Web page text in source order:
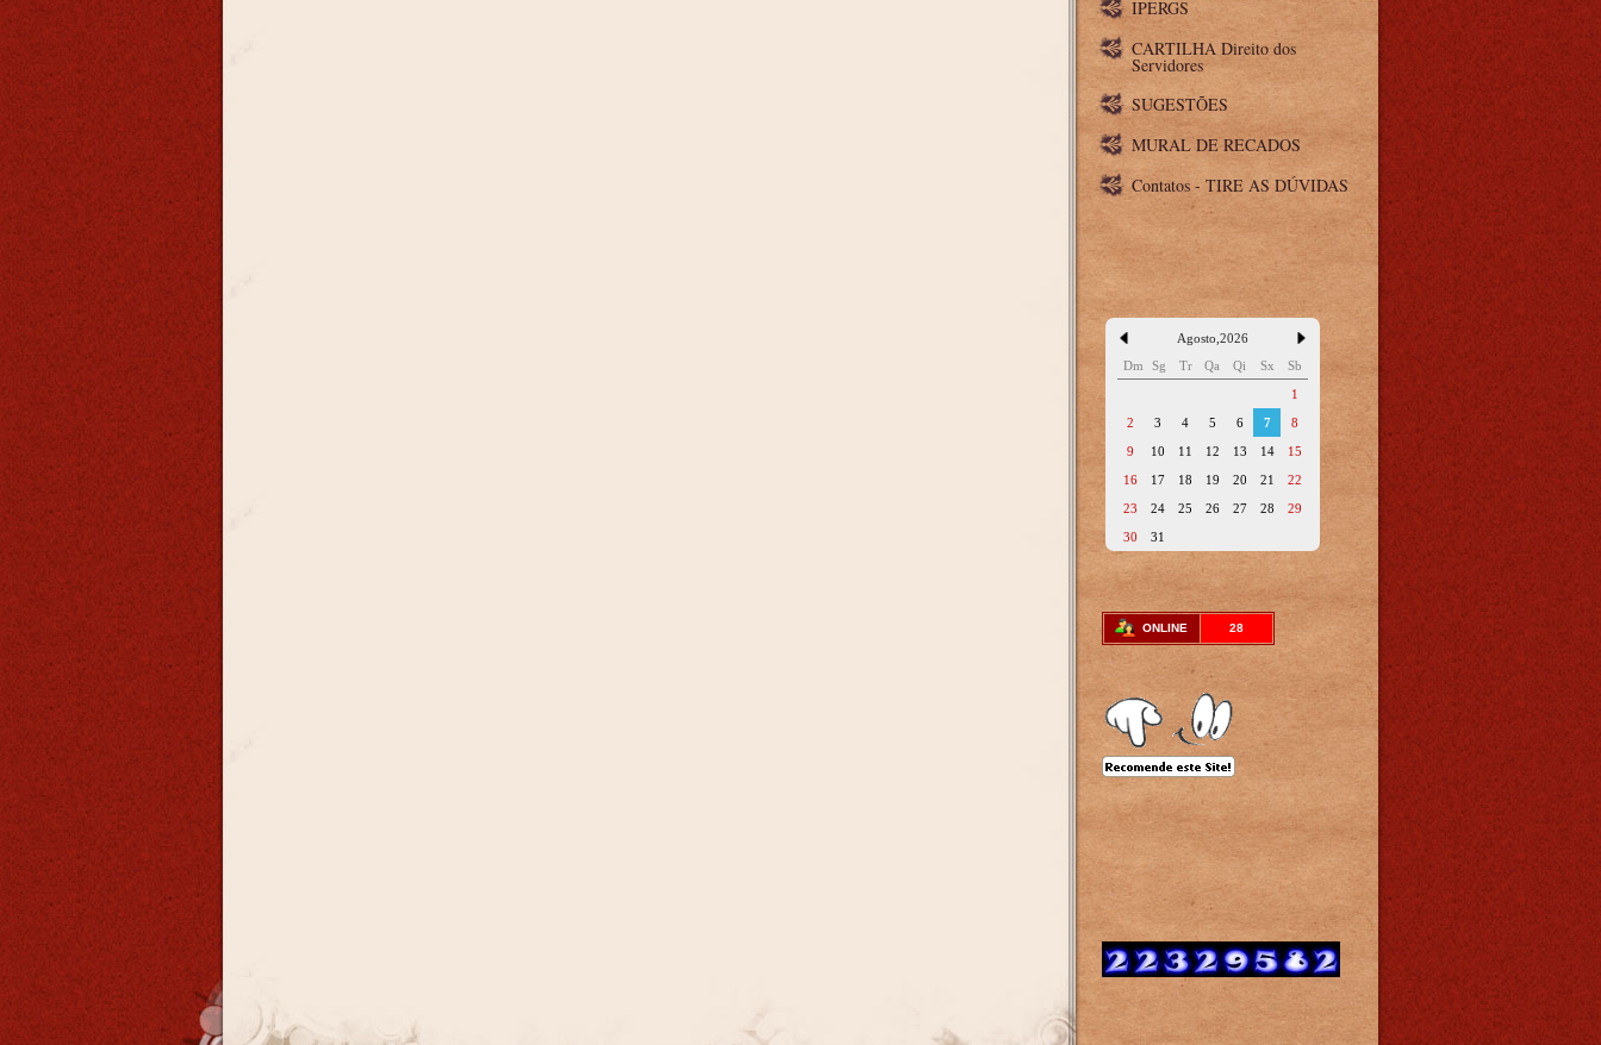
IPERGS
CARTILHA Direito dos
Servidores
SUGESTÕES
MURAL DE RECADOS
Contatos - TIRE AS DÚVIDAS
Agosto 2026
Dm
Sg Tr Qa Qi Sx
Sb
1
2
3 4 5 6 7
8
9
10 11 12 13 14
15
16
17 18 19 20 21
22
23
24 25 26 27 28
29
30
31
ONLINE 28